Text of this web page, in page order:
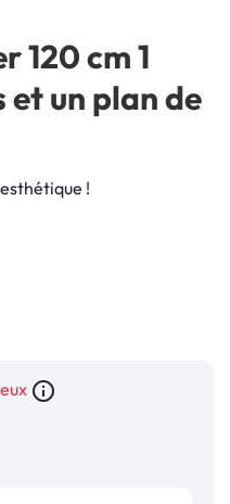
120 cm 1
un plan de
!
info_outline